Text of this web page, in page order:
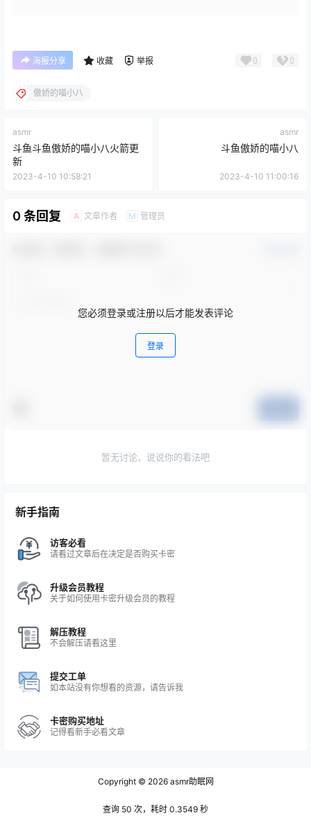
海报分享 收藏 举报 0 0
傲娇的喵小八
asmr
斗鱼斗鱼傲娇的喵小八火箭更
新
2023-4-10 10:58:21
asmr
斗鱼傲娇的喵小八
2023-4-10 11:00:16
0 条回复 A 文章作者 M 管理员
您必须登录或注册以后才能发表评论
登录
暂无讨论，说说你的看法吧
新手指南
访客必看
请看过文章后在决定是否购买卡密
升级会员教程
关于如何使用卡密升级会员的教程
解压教程
不会解压请看这里
提交工单
如本站没有你想看的资源，请告诉我
卡密购买地址
记得看新手必看文章
Copyright © 2026asmr助眠网
查询 50 次，耗时 0.3549 秒